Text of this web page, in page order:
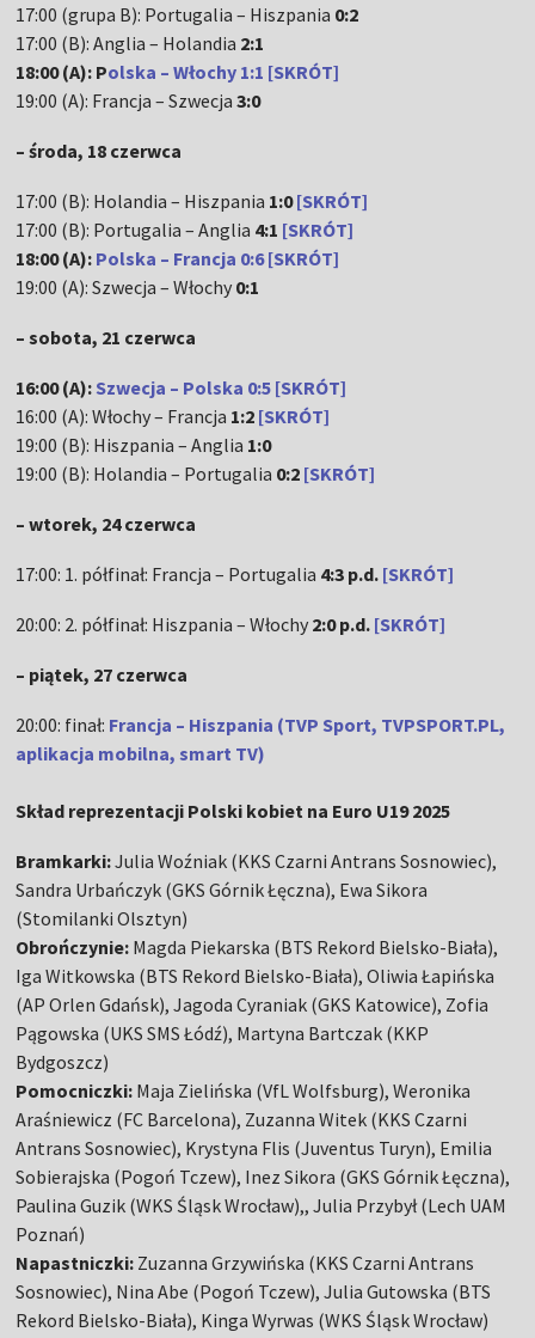
17:00 (grupa B): Portugalia – Hiszpania 0:2
17:00 (B): Anglia – Holandia 2:1
18:00 (A): Polska – Włochy 1:1 [SKRÓT]
19:00 (A): Francja – Szwecja3:0
– środa, 18 czerwca
17:00 (B): Holandia – Hiszpania 1:0[SKRÓT]
17:00 (B): Portugalia – Anglia 4:1 [SKRÓT]
18:00 (A): Polska – Francja 0:6 [SKRÓT]
19:00 (A): Szwecja – Włochy 0:1
– sobota, 21 czerwca
16:00 (A): Szwecja – Polska 0:5 [SKRÓT]
16:00 (A): Włochy – Francja 1:2 [SKRÓT]
19:00 (B): Hiszpania – Anglia 1:0
19:00 (B): Holandia – Portugalia 0:2 [SKRÓT]
– wtorek, 24 czerwca
17:00: 1. półfinał: Francja – Portugalia 4:3 p.d. [SKRÓT]
20:00: 2. półfinał: Hiszpania – Włochy 2:0 p.d. [SKRÓT]
– piątek, 27 czerwca
20:00: finał: Francja – Hiszpania (TVP Sport, TVPSPORT.PL,
aplikacja mobilna, smart TV)
Skład reprezentacji Polski kobiet na Euro U19 2025
Bramkarki:Julia Woźniak (KKS Czarni Antrans Sosnowiec),
Sandra Urbańczyk (GKS Górnik Łęczna), Ewa Sikora
(Stomilanki Olsztyn)
Obrończynie: Magda Piekarska (BTS Rekord Bielsko-Biała),
Iga Witkowska (BTS Rekord Bielsko-Biała), Oliwia Łapińska
(AP Orlen Gdańsk), Jagoda Cyraniak (GKS Katowice), Zofia
Pągowska (UKS SMS Łódź), Martyna Bartczak (KKP
Bydgoszcz)
Pomocniczki: Maja Zielińska (VfL Wolfsburg), Weronika
Araśniewicz (FC Barcelona), Zuzanna Witek (KKS Czarni
Antrans Sosnowiec), Krystyna Flis (Juventus Turyn), Emilia
Sobierajska (Pogoń Tczew), Inez Sikora (GKS Górnik Łęczna),
Paulina Guzik (WKS Śląsk Wrocław),, Julia Przybył (Lech UAM
Poznań)
Napastniczki: Zuzanna Grzywińska (KKS Czarni Antrans
Sosnowiec), Nina Abe (Pogoń Tczew), Julia Gutowska (BTS
Rekord Bielsko-Biała), Kinga Wyrwas (WKS Śląsk Wrocław)